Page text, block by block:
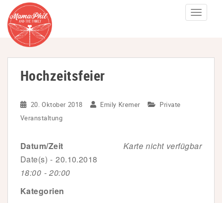
Hochzeitsfeier
20. Oktober 2018 Emily Kremer
Private
Veranstaltung
Karte nicht verfügbar
Datum/Zeit
Date(s) - 20.10.2018
18:00 - 20:00
Kategorien